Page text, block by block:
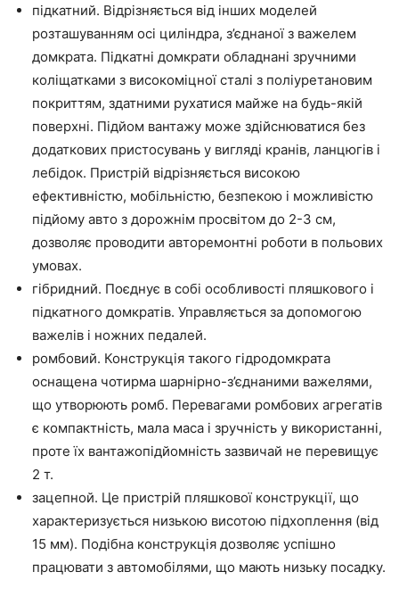
підкатний. Відрізняється від інших моделей
розташуванням осі циліндра, з’єднаної з важелем
домкрата. Підкатні домкрати обладнані зручними
коліщатками з високоміцної сталі з поліуретановим
покриттям, здатними рухатися майже на будь-якій
поверхні. Підйом вантажу може здійснюватися без
додаткових пристосувань у вигляді кранів, ланцюгів і
лебідок. Пристрій відрізняється високою
ефективністю, мобільністю, безпекою і можливістю
підйому авто з дорожнім просвітом до 2-3 см,
дозволяє проводити авторемонтні роботи в польових
умовах.
гібридний. Поєднує в собі особливості пляшкового і
підкатного домкратів. Управляється за допомогою
важелів і ножних педалей.
ромбовий. Конструкція такого гідродомкрата
оснащена чотирма шарнірно-з’єднаними важелями,
що утворюють ромб. Перевагами ромбових агрегатів
є компактність, мала маса і зручність у використанні,
проте їх вантажопідйомність зазвичай не перевищує
2 т.
зацепной. Це пристрій пляшкової конструкції, що
характеризується низькою висотою підхоплення (від
15 мм). Подібна конструкція дозволяє успішно
працювати з автомобілями, що мають низьку посадку.